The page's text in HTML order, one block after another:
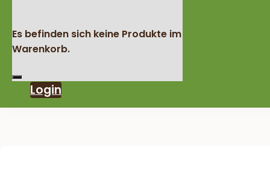
Es befinden sich keine Produkte im
Warenkorb.
Login